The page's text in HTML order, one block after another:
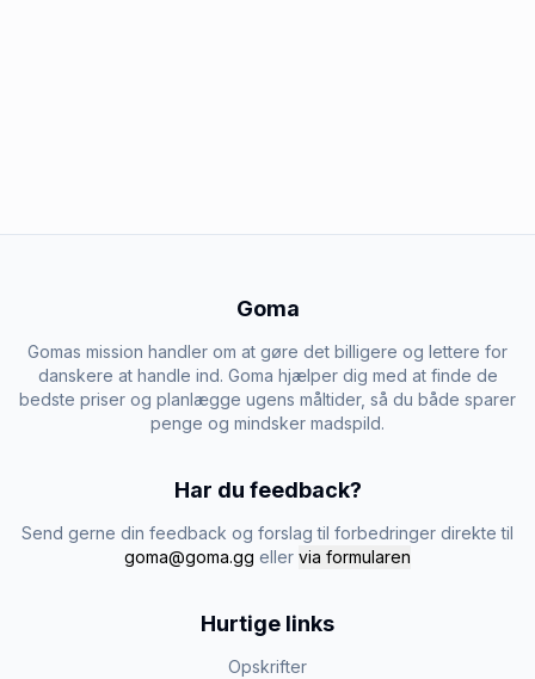
Goma
Gomas mission handler om at gøre det billigere og lettere for
danskere at handle ind. Goma hjælper dig med at finde de
bedste priser og planlægge ugens måltider, så du både sparer
penge og mindsker madspild.
Har du feedback?
Send gerne din feedback og forslag til forbedringer direkte til
goma@goma.gg eller via formularen
Hurtige links
Opskrifter